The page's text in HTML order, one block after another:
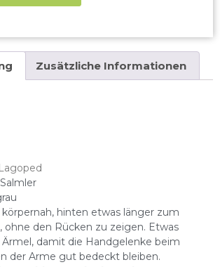
Zusätzliche Informationen
hinten etwas länger zum
ohne den Rücken zu zeigen. Etwas
Ärmel, damit die Handgelenke beim
der Arme gut bedeckt bleiben.